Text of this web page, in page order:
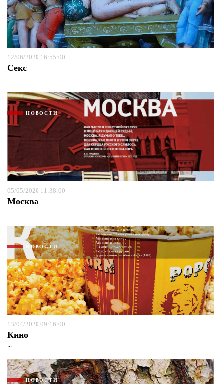
12/06/2020 16:55:00
Секс
...
НОВОСТИ
05/05/2020 11:38:00
Москва
...
НОВОСТИ
13/04/2020 09:16:00
Кино
...
НОВОСТИ